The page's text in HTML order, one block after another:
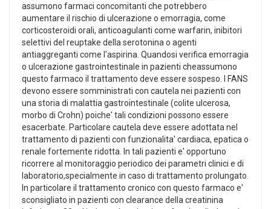
assumono farmaci concomitanti che potrebbero
aumentare il rischio di ulcerazione o emorragia, come
corticosteroidi orali, anticoagulanti come warfarin, inibitori
selettivi del reuptake della serotonina o agenti
antiaggreganti come l'aspirina. Quandosi verifica emorragia
o ulcerazione gastrointestinale in pazienti cheassumono
questo farmaco il trattamento deve essere sospeso. I FANS
devono essere somministrati con cautela nei pazienti con
una storia di malattia gastrointestinale (colite ulcerosa,
morbo di Crohn) poiche' tali condizioni possono essere
esacerbate. Particolare cautela deve essere adottata nel
trattamento di pazienti con funzionalita' cardiaca, epatica o
renale fortemente ridotta. In tali pazienti e' opportuno
ricorrere al monitoraggio periodico dei parametri clinici e di
laboratorio,specialmente in caso di trattamento prolungato.
In particolare il trattamento cronico con questo farmaco e'
sconsigliato in pazienti con clearance della creatinina